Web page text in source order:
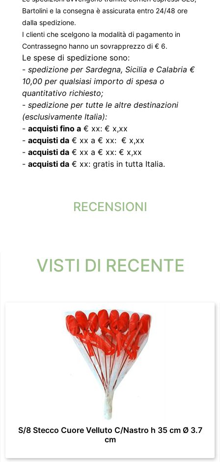
Bartolini e la consegna è assicurata entro 24/48 ore
dalla spedizione.
I clienti che scelgono la modalità di pagamento in
Contrassegno hanno un sovrapprezzo di € 6.
Le spese di spedizione sono:
- spedizione per Sardegna, Sicilia e Calabria €
10,00 per qualsiasi importo di spesa o
quantitativo richiesto;
- spedizione per tutte le altre destinazioni
(esclusivamente Italia):
- acquisti fino a € xx: € x,xx
- acquisti da € xx a € xx: € x,xx
- acquisti da € xx a € xx: € x,xx
- acquisti da € xx: gratis in tutta Italia.
RECENSIONI
VISTI DI RECENTE
S/8 Stecco Cuore Velluto C/Nastro h 35 cm Ø 3.7
cm